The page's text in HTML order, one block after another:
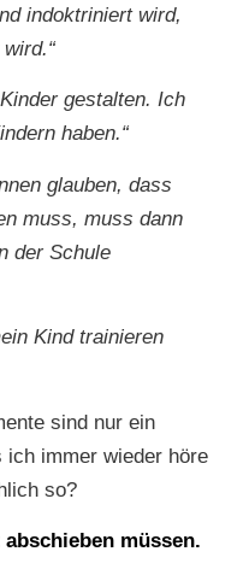
indoktriniert wird,
gestalten. Ich
haben.“
glauben, dass
muss, muss dann
der Schule
Kind trainieren
sind nur ein
ich immer wieder höre
so?
müssen.